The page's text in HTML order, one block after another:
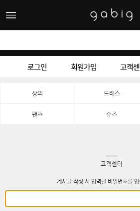
로그인 회원가입 고객
상의 드레스
팬츠 슈즈
고객센터
게시글 작성 시 입력한 비밀번호를 입